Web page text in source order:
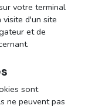
votre terminal
d'un site
et de
sont
ne peuvent pas